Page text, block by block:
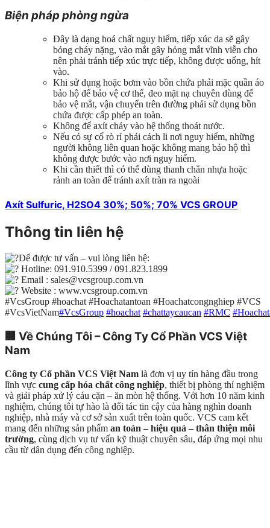
Biện pháp phòng ngừa
Đây là dạng hoá chất nguy hiểm, tiếp xúc da sẽ gây
bỏng cháy nặng, vào mắt gây hỏng mắt vĩnh viễn cho
nên phải tránh tiếp xúc trực tiếp, không được uống, hít
vào.
Khi sử dụng hoặc bơm vào bồn chứa phải mặc quần áo
bảo hộ để bảo vệ cơ thể, đeo mặt nạ chuyên dùng để
bảo vệ mắt, vận chuyển trên đường phải sử dụng bồn
chứa được cấp phép an toàn.
Không để axít chảy vào hệ thống thoát nước.
Nếu có sự cố rò rỉ phải cách li nơi nguy hiểm, những
người không liên quan hoặc không mang bảo hộ thì
không được bước vào nơi nguy hiểm.
Khi cần thiết thì có thể dùng thanh chắn nhựa hoặc
rảnh an toàn để tránh axít tràn ra ngoài
Axít Sulfuric, H2SO4 30%; 50%; 70% VCS GROUP
Thông tin liên hệ
Để được tư vấn – vui lòng liên hệ:
Hotline: 091.910.5399 / 091.823.1899
Email : sales@vcsgroup.com.vn
Website : www.vcsgroup.com.vn
#VcsGroup #hoachat #Hoachatantoan #Hoachatcongnghiep #VCS
#VcsVietNam#VcsGroup #hoachat #chattaycaucan #RMC
🏢 Về Chúng Tôi – Công Ty Cổ Phần VCS Việt
Nam
Công ty Cổ phần VCS Việt Nam là đơn vị uy tín hàng đầu trong
lĩnh vực cung cấp hóa chất công nghiệp, thiết bị phòng thí nghiệm
và giải pháp xử lý cáu cặn – ăn mòn hệ thống. Với hơn 10 năm kinh
nghiệm, chúng tôi tự hào là đối tác tin cậy của hàng nghìn doanh
nghiệp, nhà máy và cơ sở sản xuất trên toàn quốc. VCS cam kết
mang đến những sản phẩm an toàn – hiệu quả – thân thiện môi
trường, cùng dịch vụ tư vấn kỹ thuật chuyên sâu, đáp ứng mọi nhu
cầu từ dân dụng đến công nghiệp.